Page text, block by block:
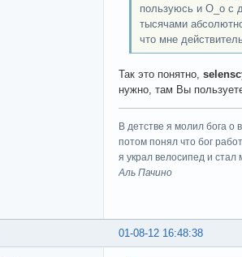
пользуюсь и О_о с
тысячами
что мне
Так это понятно,
нужно, там Вы
В детстве я молил бога о
потом понял что бог
я украл велосипед и стал
Аль Пачино
01-08-12 16:48:38